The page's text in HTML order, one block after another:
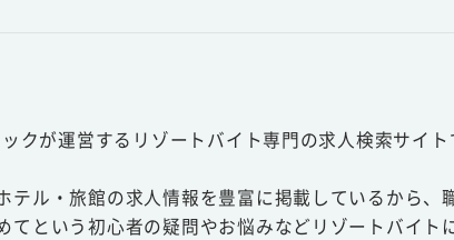
クが運営するリゾートバイト専門の求人検索サイ
ル・旅館の求人情報を豊富に掲載しているから、
という初心者の疑問やお悩みなどリゾートバイト